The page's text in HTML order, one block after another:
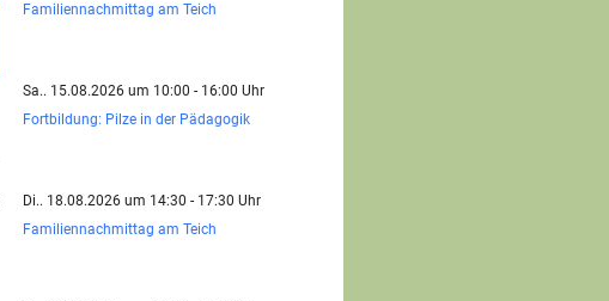
Familiennachmittag am Teich
Sa.. 15.08.2026 um 10:00 - 16:00 Uhr
Fortbildung: Pilze in der Pädagogik
Di.. 18.08.2026 um 14:30 - 17:30 Uhr
Familiennachmittag am Teich